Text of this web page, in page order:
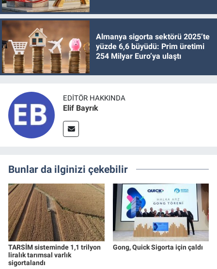
Almanya sigorta sektörü 2025’te
yüzde 6,6 büyüdü: Prim üretimi
254 Milyar Euro’ya ulaştı
EDITÖR HAKKINDA
Elif Bayrık
Bunlar da ilginizi çekebilir
TARSİM sisteminde 1,1 trilyon
liralık tarımsal varlık
sigortalandı
Gong, Quick Sigorta için çaldı